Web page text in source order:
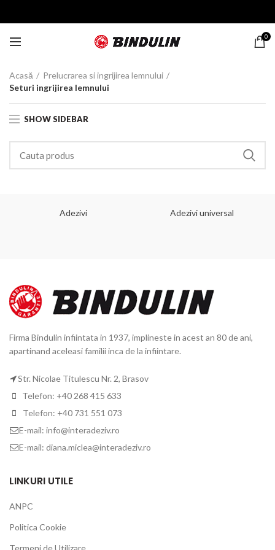
0
Acasă
Prelucrarea si ingrijirea lemnului
Seturi ingrijirea lemnului
SHOW SIDEBAR
Adezivi Adezivi universal
Firma Bindulin infiintata in 1937, implineste in acest an 80 de ani,
apartinand aceleasi familii inca de la infiintare.
Str. Nicolae Titulescu Nr. 2, Brasov
Telefon: +40 268 415 633
Telefon: +40 731 551 073
E-mail: info@interadeziv.ro
E-mail: diana.miclea@interadeziv.ro
LINKURI UTILE
ANPC
Politica Cookie
Termeni de Utilizare